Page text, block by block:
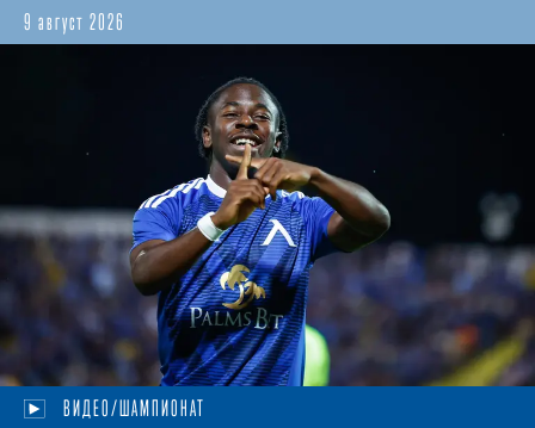
9 август 2026
ВИДЕО/ШАМПИОНАТ